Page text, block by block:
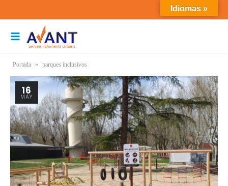
Portada » parques inclusivos
16
MAY
Idiomas »